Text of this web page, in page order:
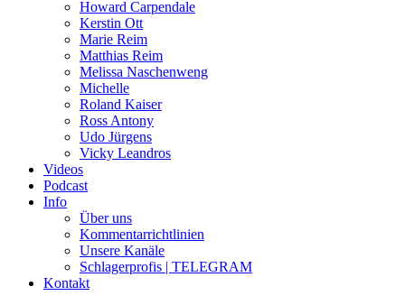
Howard Carpendale
Kerstin Ott
Marie Reim
Matthias Reim
Melissa Naschenweng
Michelle
Roland Kaiser
Ross Antony
Udo Jürgens
Vicky Leandros
Videos
Podcast
Info
Über uns
Kommentarrichtlinien
Unsere Kanäle
Schlagerprofis | TELEGRAM
Kontakt